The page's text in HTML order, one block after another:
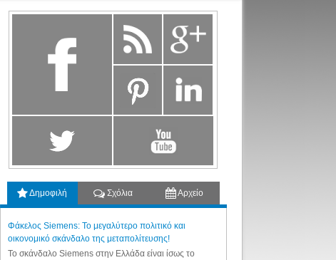
Δημοφιλή Σχόλια Αρχείο
Φάκελος Siemens: Το μεγαλύτερο πολιτικό και
οικονομικό σκάνδαλο της μεταπολίτευσης!
Το σκάνδαλο Siemens στην Ελλάδα είναι ίσως το